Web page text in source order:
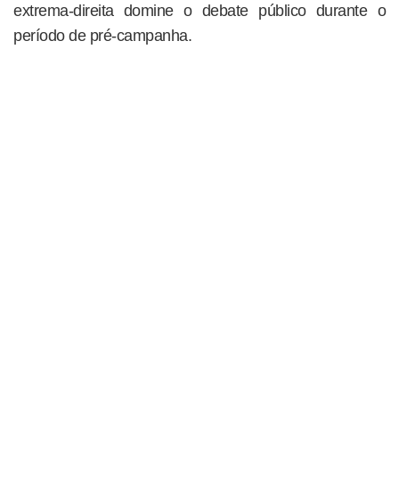
extrema-direita domine o debate público durante o
período de pré-campanha.